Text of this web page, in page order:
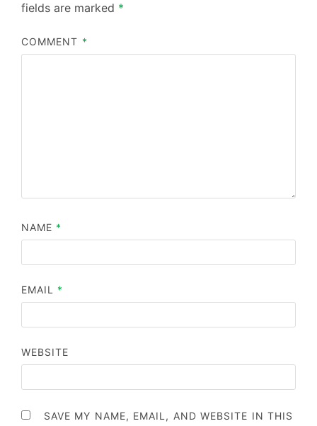
fields are marked *
COMMENT *
NAME *
EMAIL *
WEBSITE
SAVE MY NAME, EMAIL, AND WEBSITE IN THIS